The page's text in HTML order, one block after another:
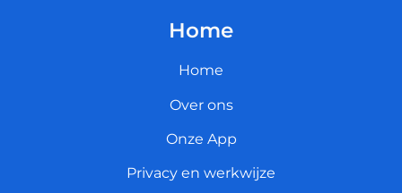
Home
Home
Over ons
Onze App
Privacy en werkwijze